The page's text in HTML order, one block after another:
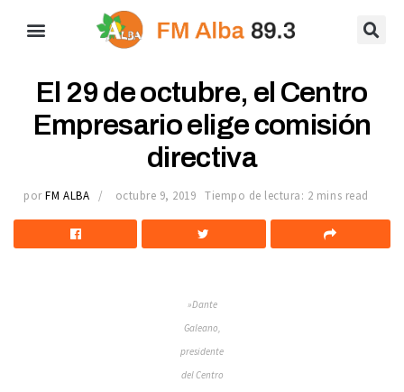
El 29 de octubre, el Centro
Empresario elige comisión
directiva
por FM ALBA octubre 9, 2019 Tiempo de lectura: 2 mins read
»Dante
Galeano,
presidente
del Centro